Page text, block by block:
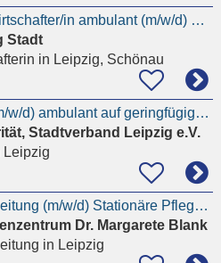
AWO Hauswirtschafter/in ambulant (m/w/d) Grünau
Stadt
in Leipzig, Schönau
Pflegekraft (m/w/d) ambulant auf geringfügiger Basis
Stadtverband Leipzig e.V.
Pflegedienstleitung (m/w/d) Stationäre Pflege & Tagespflege
Dr. Margarete Blank
in Leipzig